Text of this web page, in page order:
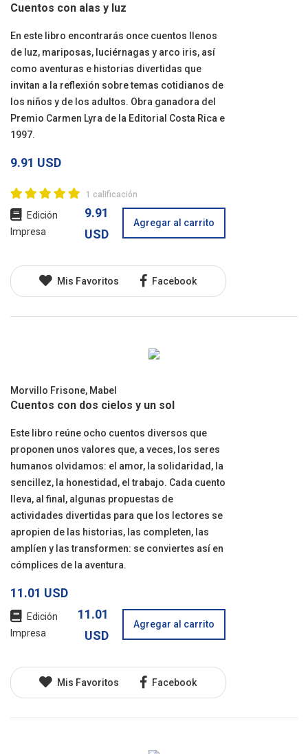
Cuentos con alas y luz
En este libro encontrarás once cuentos llenos
de luz, mariposas, luciérnagas y arco iris, así
como aventuras e historias divertidas que
invitan a la reflexión sobre temas cotidianos de
los niños y de los adultos. Obra ganadora del
Premio Carmen Lyra de la Editorial Costa Rica e
1997.
9.91 USD
1 calificación
Edición
Impresa
9.91
USD
Agregar al carrito
Mis Favoritos Facebook
Morvillo Frisone, Mabel
Cuentos con dos cielos y un sol
Este libro reúne ocho cuentos diversos que
proponen unos valores que, a veces, los seres
humanos olvidamos: el amor, la solidaridad, la
sencillez, la honestidad, el trabajo. Cada cuento
lleva, al final, algunas propuestas de
actividades divertidas para que los lectores se
apropien de las historias, las completen, las
amplíen y las transformen: se conviertes así en
cómplices de la aventura.
11.01 USD
Edición
Impresa
11.01
USD
Agregar al carrito
Mis Favoritos Facebook